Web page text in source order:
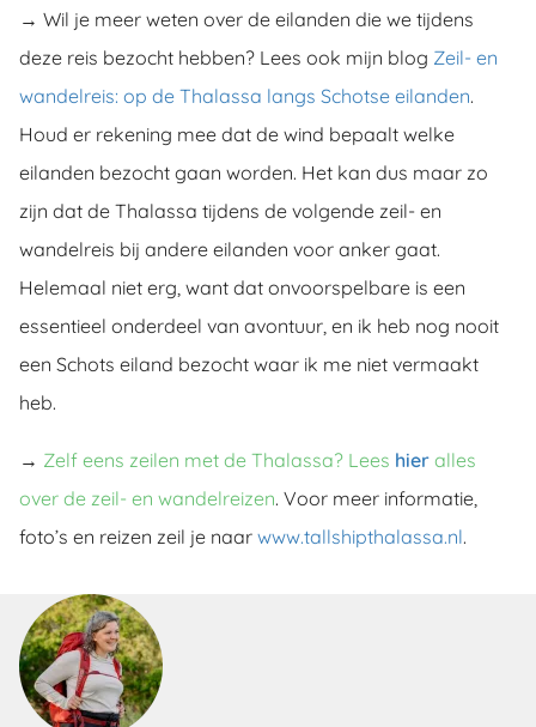
→ Wil je meer weten over de eilanden die we tijdens
deze reis bezocht hebben? Lees ook mijn blog Zeil- en
wandelreis: op de Thalassa langs Schotse eilanden.
Houd er rekening mee dat de wind bepaalt welke
eilanden bezocht gaan worden. Het kan dus maar zo
zijn dat de Thalassa tijdens de volgende zeil- en
wandelreis bij andere eilanden voor anker gaat.
Helemaal niet erg, want dat onvoorspelbare is een
essentieel onderdeel van avontuur, en ik heb nog nooit
een Schots eiland bezocht waar ik me niet vermaakt
heb.
→ Zelf eens zeilen met de Thalassa? Lees hier alles
over de zeil- en wandelreizen. Voor meer informatie,
foto’s en reizen zeil je naar www.tallshipthalassa.nl.